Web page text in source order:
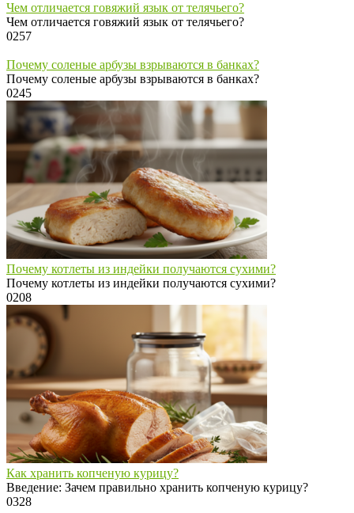
Чем отличается говяжий язык от телячьего?
Чем отличается говяжий язык от телячьего?
0257
Почему соленые арбузы взрываются в банках?
Почему соленые арбузы взрываются в банках?
0245
Почему котлеты из индейки получаются сухими?
Почему котлеты из индейки получаются сухими?
0208
Как хранить копченую курицу?
Введение: Зачем правильно хранить копченую курицу?
0328